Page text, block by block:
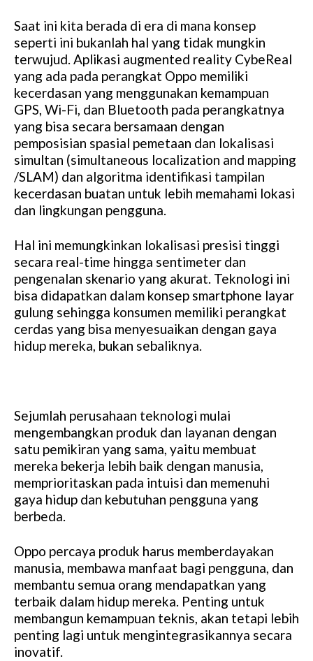
Saat ini kita berada di era di mana konsep
seperti ini bukanlah hal yang tidak mungkin
terwujud. Aplikasi augmented reality CybeReal
yang ada pada perangkat Oppo memiliki
kecerdasan yang menggunakan kemampuan
GPS, Wi-Fi, dan Bluetooth pada perangkatnya
yang bisa secara bersamaan dengan
pemposisian spasial pemetaan dan lokalisasi
simultan (simultaneous localization and mapping
/SLAM) dan algoritma identifikasi tampilan
kecerdasan buatan untuk lebih memahami lokasi
dan lingkungan pengguna.
Hal ini memungkinkan lokalisasi presisi tinggi
secara real-time hingga sentimeter dan
pengenalan skenario yang akurat. Teknologi ini
bisa didapatkan dalam konsep smartphone layar
gulung sehingga konsumen memiliki perangkat
cerdas yang bisa menyesuaikan dengan gaya
hidup mereka, bukan sebaliknya.
Sejumlah perusahaan teknologi mulai
mengembangkan produk dan layanan dengan
satu pemikiran yang sama, yaitu membuat
mereka bekerja lebih baik dengan manusia,
memprioritaskan pada intuisi dan memenuhi
gaya hidup dan kebutuhan pengguna yang
berbeda.
Oppo percaya produk harus memberdayakan
manusia, membawa manfaat bagi pengguna, dan
membantu semua orang mendapatkan yang
terbaik dalam hidup mereka. Penting untuk
membangun kemampuan teknis, akan tetapi lebih
penting lagi untuk mengintegrasikannya secara
inovatif.